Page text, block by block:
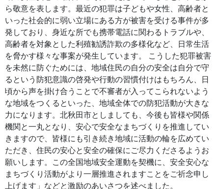
ら敬意を表します。最近の犯罪は子どもや女性、高齢者と
いった社会的に弱い立場にある方が被害を受ける事件が多
発しており、身近な所でも携帯電話に関わるトラブルや、
高齢者を対象とした利殖勧誘詐欺の多様化など、日常生活
を脅かす様々な事案が発生しています。 こうした犯罪被害
を未然に防ぐためには、地域住民の自分の安全は自分で守
るという防犯意識の啓発や行動の習慣付けはもちろん、日
頃から声を掛け合うことで不審者が入ってこられないよう
な地域をつくるといった、地域全体での防犯活動が大きな
力になります。北秋田市としましても、今後も皆様や関係
機関と一丸となり、安心で安全なまちづくりを推進してい
きますので、皆様にも引き続き地域に活動の輪を広めてい
ただき、住民の安心と安全の確保にご尽力くださるようお
願いします。この全国地域安全運動を契機に、安全安心な
まちづくり活動がより一層推進されますことをご祈念申し
上げます」などと激励のあいさつを述べました。